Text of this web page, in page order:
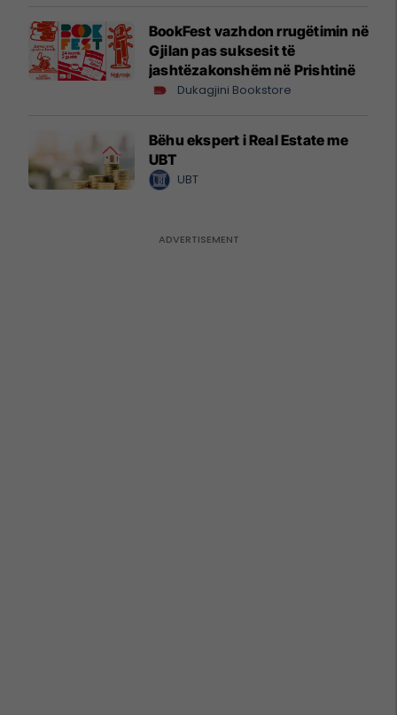
BookFest vazhdon rrugëtimin në
Gjilan pas suksesit të
jashtëzakonshëm në Prishtinë
Dukagjini Bookstore
Bëhu ekspert i Real Estate me
UBT
UBT